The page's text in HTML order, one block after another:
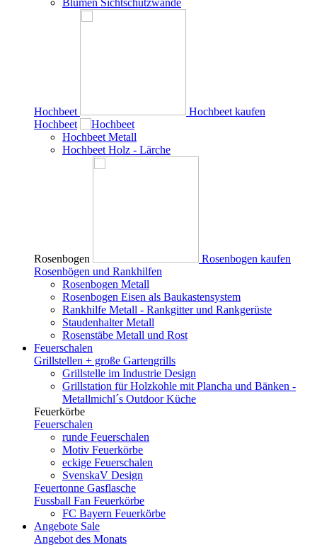
Blumen Sichtschutzwände
Hochbeet
Hochbeet kaufen
Hochbeet
Hochbeet Metall
Hochbeet Holz - Lärche
Rosenbogen
Rosenbogen kaufen
Rosenbögen und Rankhilfen
Rosenbogen Metall
Rosenbogen Eisen als Baukastensystem
Rankhilfe Metall - Rankgitter und Rankgerüste
Staudenhalter Metall
Rosenstäbe Metall und Rost
Feuerschalen
Grillstellen + große Gartengrills
Grillstelle im Industrie Design
Grillstation für Holzkohle mit Plancha und Bänken -
Metallmichl´s Outdoor Küche
Feuerkörbe
Feuerschalen
runde Feuerschalen
Motiv Feuerkörbe
eckige Feuerschalen
SvenskaV Design
Feuertonne Gasflasche
Fussball Fan Feuerkörbe
FC Bayern Feuerkörbe
Angebote Sale
Angebot des Monats